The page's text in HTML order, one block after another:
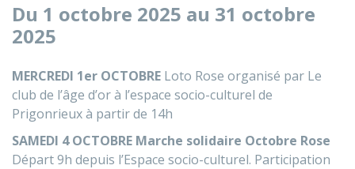
Du 1 octobre 2025 au 31 octobre
2025
MERCREDI 1er OCTOBRE Loto Rose organisé par Le
club de l’âge d’or à l’espace socio-culturel de
Prigonrieux à partir de 14h
SAMEDI 4 OCTOBRE Marche solidaire Octobre Rose
Départ 9h depuis l’Espace socio-culturel. Participation